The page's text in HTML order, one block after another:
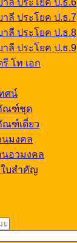
ลี ประโยค ป.ธ.6
ลี ประโยค ป.ธ.7
ลี ประโยค ป.ธ.8
ลี ประโยค ป.ธ.9
โท เอก
ศน์
ณฑ์ชุด
ณฑ์เดี่ยว
มงคล
อวมงคล
บสำคัญ